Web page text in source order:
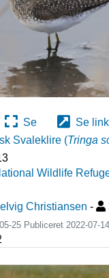
Se
Se
Svaleklire (Tringa
Wildlife
Christiansen -
25 Publiceret 2022-07-14